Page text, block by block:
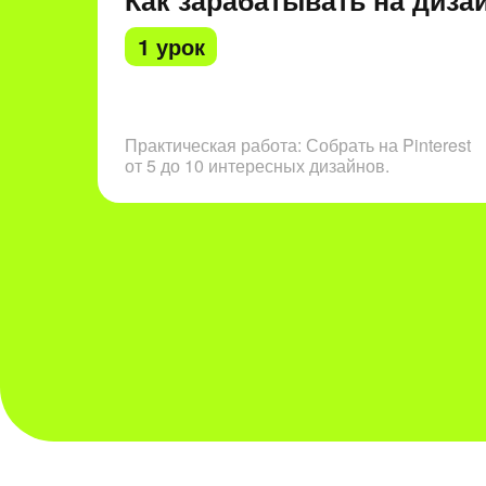
1 урок
Практическая работа: Собрать на Pinterest
от 5 до 10 интересных дизайнов.